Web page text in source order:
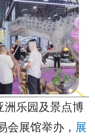
洲乐园及景点博
会展馆举办， 展